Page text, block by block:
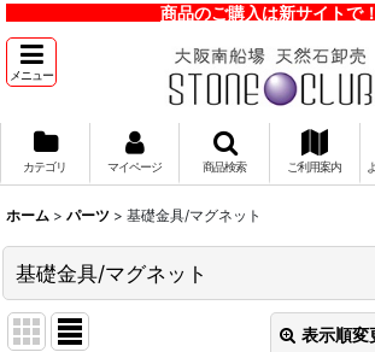
商品のご購入は新サイトで！
メニュー
カテゴリ マイページ 商品検索 ご利用案内
ホーム > パーツ > 基礎金具/マグネット
基礎金具/マグネット
表示順変